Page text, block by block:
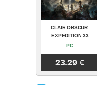
CLAIR OBSCUR:
EXPEDITION 33
PC
23.29 €